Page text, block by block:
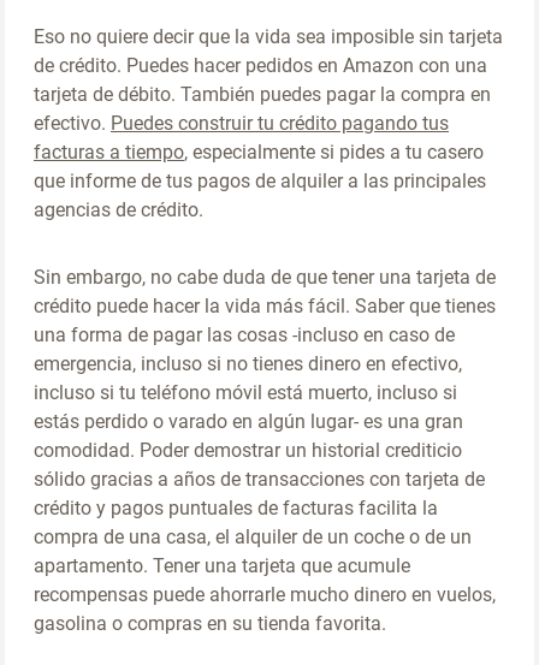
Eso no quiere decir que la vida sea imposible sin tarjeta
de crédito. Puedes hacer pedidos en Amazon con una
tarjeta de débito. También puedes pagar la compra en
efectivo. Puedes construir tu crédito pagando tus
facturas a tiempo, especialmente si pides a tu casero
que informe de tus pagos de alquiler a las principales
agencias de crédito.
Sin embargo, no cabe duda de que tener una tarjeta de
crédito puede hacer la vida más fácil. Saber que tienes
una forma de pagar las cosas -incluso en caso de
emergencia, incluso si no tienes dinero en efectivo,
incluso si tu teléfono móvil está muerto, incluso si
estás perdido o varado en algún lugar- es una gran
comodidad. Poder demostrar un historial crediticio
sólido gracias a años de transacciones con tarjeta de
crédito y pagos puntuales de facturas facilita la
compra de una casa, el alquiler de un coche o de un
apartamento. Tener una tarjeta que acumule
recompensas puede ahorrarle mucho dinero en vuelos,
gasolina o compras en su tienda favorita.